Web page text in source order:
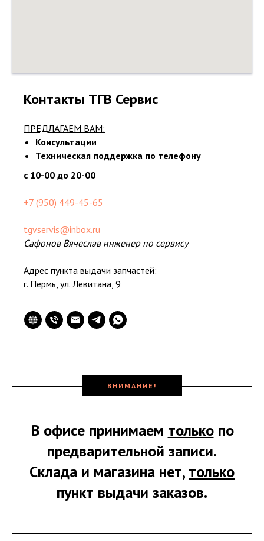
Контакты ТГВ Сервис
ПРЕДЛАГАЕМ ВАМ:
Консультации
Техническая поддержка по телефону
с 10-00 до 20-00
+7 (950) 449-45-65
tgvservis@inbox.ru
Сафонов Вячеслав инженер по сервису
Адрес пункта выдачи запчастей:
г. Пермь, ул. Левитана, 9
ВНИМАНИЕ!
В офисе принимаем толькопо
предварительной записи.
Склада и магазина нет, только
пункт выдачи заказов.